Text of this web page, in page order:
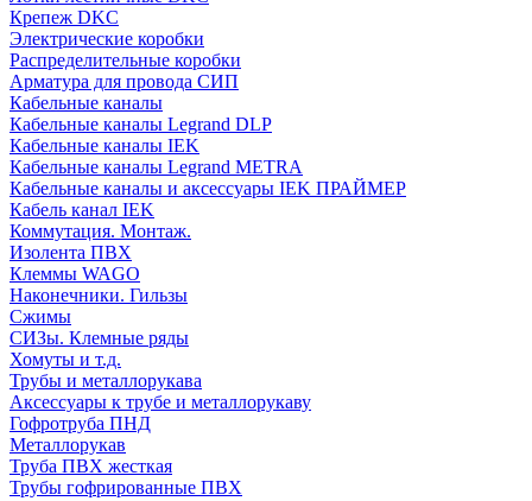
Крепеж DKC
Электрические коробки
Распределительные коробки
Арматура для провода СИП
Кабельные каналы
Кабельные каналы Legrand DLP
Кабельные каналы IEK
Кабельные каналы Legrand METRA
Кабельные каналы и аксессуары IEK ПРАЙМЕР
Кабель канал IEK
Коммутация. Монтаж.
Изолента ПВХ
Клеммы WAGO
Наконечники. Гильзы
Сжимы
СИЗы. Клемные ряды
Хомуты и т.д.
Трубы и металлорукава
Аксессуары к трубе и металлорукаву
Гофротруба ПНД
Металлорукав
Труба ПВХ жесткая
Трубы гофрированные ПВХ